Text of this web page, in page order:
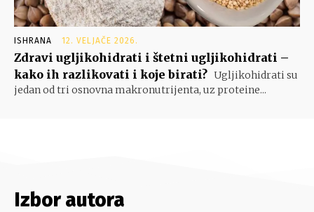
ISHRANA 12. VELJAČE 2026.
Zdravi ugljikohidrati i štetni ugljikohidrati –
kako ih razlikovati i koje birati? Ugljikohidrati su
jedan od tri osnovna makronutrijenta, uz proteine...
Izbor autora